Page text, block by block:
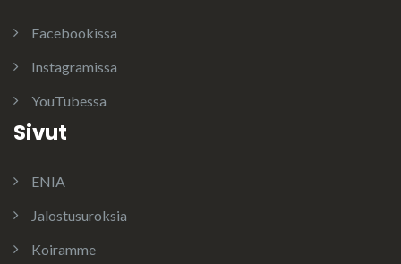
Facebookissa
Instagramissa
YouTubessa
Sivut
ENIA
Jalostusuroksia
Koiramme